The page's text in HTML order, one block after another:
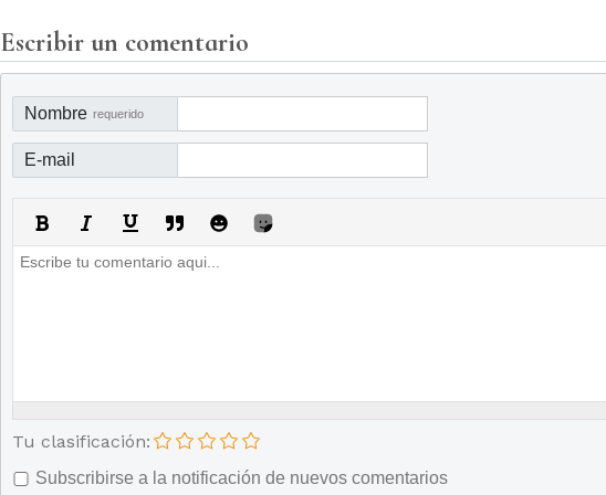
Escribir un comentario
Nombre requerido
E-mail
Tu clasificación:
Subscribirse a la notificación de nuevos comentarios